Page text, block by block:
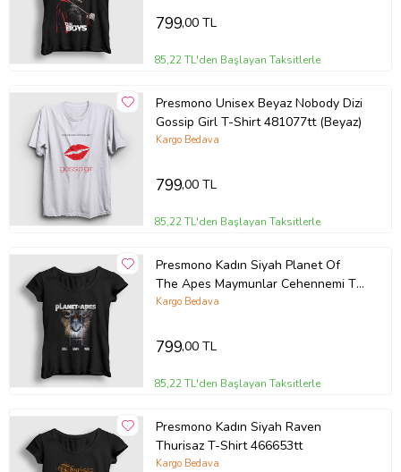
799,00 TL
85,22 TL'den Başlayan Taksitlerle
Presmono Unisex Beyaz Nobody Dizi
Gossip Girl T-Shirt 481077tt (Beyaz)
Kargo Bedava
799,00 TL
85,22 TL'den Başlayan Taksitlerle
Presmono Kadın Siyah Planet Of
The Apes Maymunlar Cehennemi T-
Shirt 481558tt
Kargo Bedava
799,00 TL
85,22 TL'den Başlayan Taksitlerle
Presmono Kadın Siyah Raven
Thurisaz T-Shirt 466653tt
Kargo Bedava